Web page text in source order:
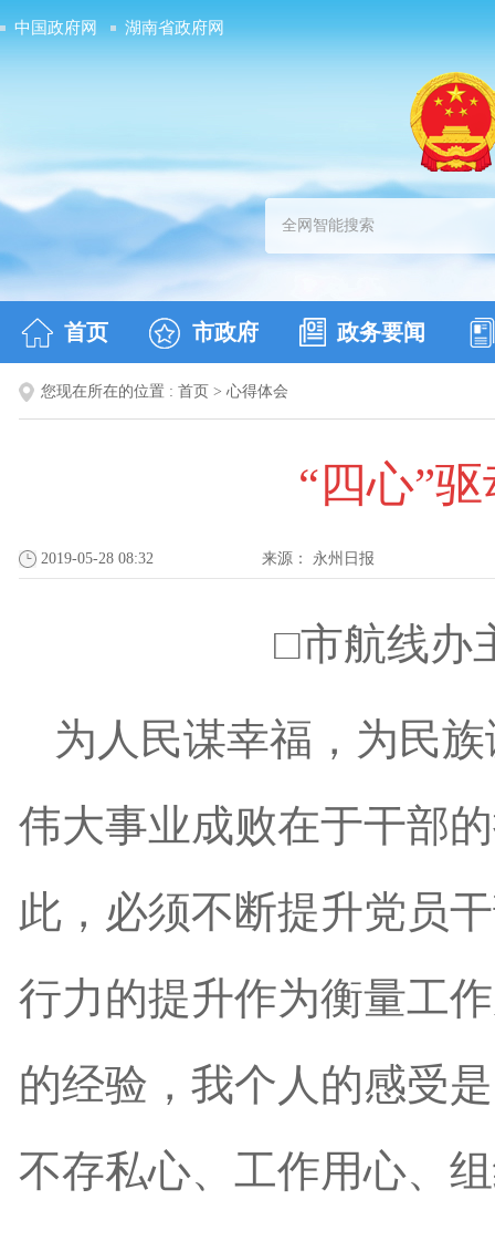
中国政府网 湖南省政府网
首页 市政府 政务要闻
您现在所在的位置 : 首页 > 心得体会
“四心”
2019-05-28 08:32 来源： 永州日报
□市航线办
为人民谋幸福，为民
伟大事业成败在于干部
此，必须不断提升党员
行力的提升作为衡量工
的经验，我个人的感受
不存私心、工作用心、